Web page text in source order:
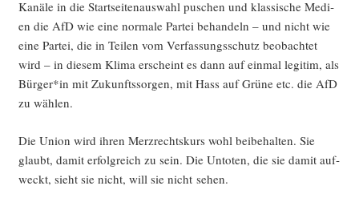
Kanä­le in die Start­sei­ten­aus­wahl puschen und klas­si­sche Medi­
en die AfD wie eine nor­ma­le Par­tei behan­deln – und nicht wie
eine Par­tei, die in Tei­len vom Ver­fas­sungs­schutz beob­ach­tet
wird – in die­sem Kli­ma erscheint es dann auf ein­mal legi­tim, als
Bürger*in mit Zukunfts­sor­gen, mit Hass auf Grü­ne etc. die AfD
zu wählen.
Die Uni­on wird ihren Merz­rechts­kurs wohl bei­be­hal­ten. Sie
glaubt, damit erfolg­reich zu sein. Die Unto­ten, die sie damit auf­
weckt, sieht sie nicht, will sie nicht sehen.